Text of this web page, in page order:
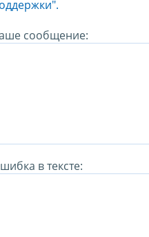
сообщение:
в тексте: